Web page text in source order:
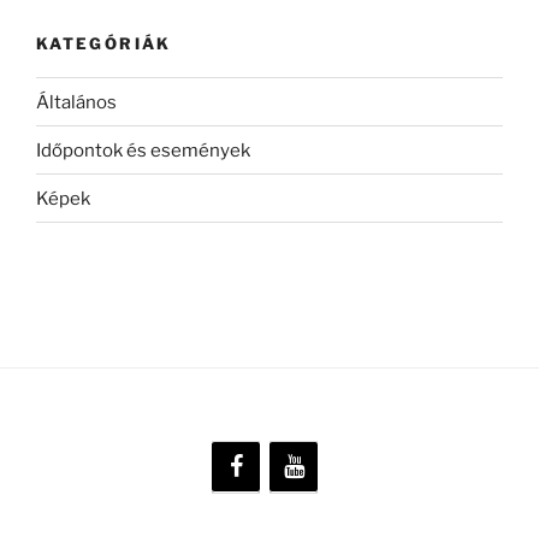
KATEGÓRIÁK
Általános
Időpontok és események
Képek